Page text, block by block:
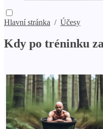
Hlavní stránka / Účesy
Kdy po tréninku